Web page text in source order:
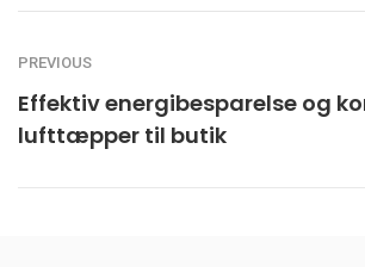
PREVIOUS
Effektiv energibesparelse og
lufttæpper til butik